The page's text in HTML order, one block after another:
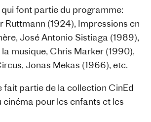
font partie du programme:
Ruttmann (1924), Impressions en
José Antonio Sistiaga (1989),
musique, Chris Marker (1990),
Jonas Mekas (1966), etc.
fait partie de la collection CinEd
cinéma pour les enfants et les